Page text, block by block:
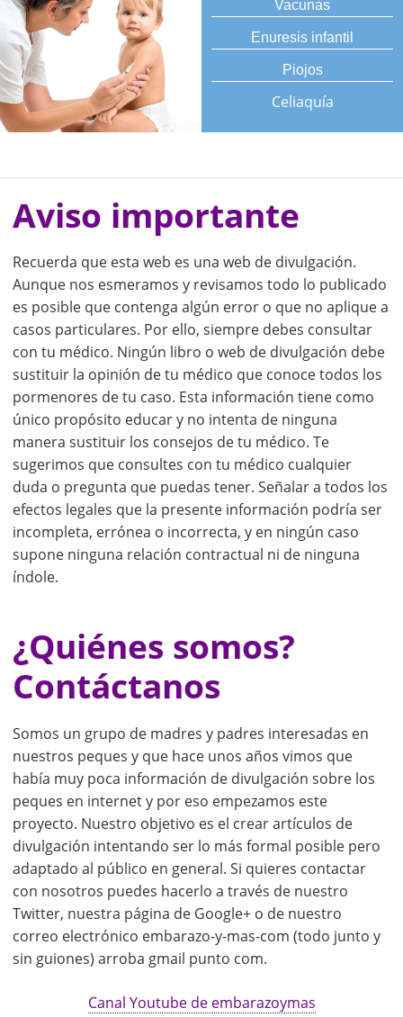
Vacunas
Enuresis infantil
Piojos
Celiaquía
Aviso importante
Recuerda que esta web es una web de divulgación.
Aunque nos esmeramos y revisamos todo lo publicado
es posible que contenga algún error o que no aplique a
casos particulares. Por ello, siempre debes consultar
con tu médico. Ningún libro o web de divulgación debe
sustituir la opinión de tu médico que conoce todos los
pormenores de tu caso. Esta información tiene como
único propósito educar y no intenta de ninguna
manera sustituir los consejos de tu médico. Te
sugerimos que consultes con tu médico cualquier
duda o pregunta que puedas tener. Señalar a todos los
efectos legales que la presente información podría ser
incompleta, errónea o incorrecta, y en ningún caso
supone ninguna relación contractual ni de ninguna
índole.
¿Quiénes somos?
Contáctanos
Somos un grupo de madres y padres interesadas en
nuestros peques y que hace unos años vimos que
había muy poca información de divulgación sobre los
peques en internet y por eso empezamos este
proyecto. Nuestro objetivo es el crear artículos de
divulgación intentando ser lo más formal posible pero
adaptado al público en general. Si quieres contactar
con nosotros puedes hacerlo a través de nuestro
Twitter, nuestra página de Google+ o de nuestro
correo electrónico embarazo-y-mas-com (todo junto y
sin guiones) arroba gmail punto com.
Canal Youtube de embarazoymas